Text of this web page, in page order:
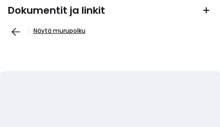
Dokumentit ja linkit
Näytä murupolku